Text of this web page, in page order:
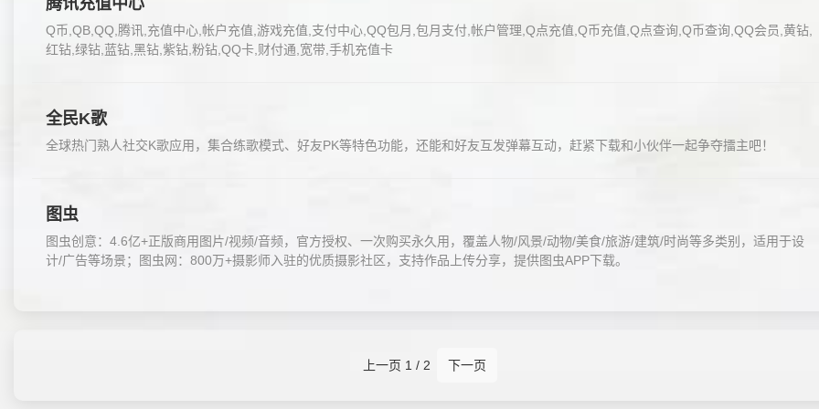
腾讯充值中心
Q币,QB,QQ,腾讯,充值中心,帐户充值,游戏充值,支付中心,QQ包月,包月支付,帐户管理,Q点充值,Q币充值,Q点查询,Q币查询,QQ会员,黄钻,
红钻,绿钻,蓝钻,黑钻,紫钻,粉钻,QQ卡,财付通,宽带,手机充值卡
全民K歌
全球热门熟人社交K歌应用，集合练歌模式、好友PK等特色功能，还能和好友互发弹幕互动，赶紧下载和小伙伴一起争夺擂主吧！
图虫
图虫创意：4.6亿+正版商用图片/视频/音频，官方授权、一次购买永久用，覆盖人物/风景/动物/美食/旅游/建筑/时尚等多类别，适用于设
计/广告等场景；图虫网：800万+摄影师入驻的优质摄影社区，支持作品上传分享，提供图虫APP下载。
上一页 1 / 2 下一页